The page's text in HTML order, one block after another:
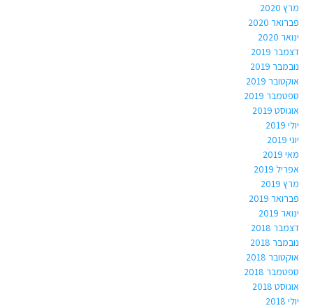
מרץ 2020
פברואר 2020
ינואר 2020
דצמבר 2019
נובמבר 2019
אוקטובר 2019
ספטמבר 2019
אוגוסט 2019
יולי 2019
יוני 2019
מאי 2019
אפריל 2019
מרץ 2019
פברואר 2019
ינואר 2019
דצמבר 2018
נובמבר 2018
אוקטובר 2018
ספטמבר 2018
אוגוסט 2018
יולי 2018